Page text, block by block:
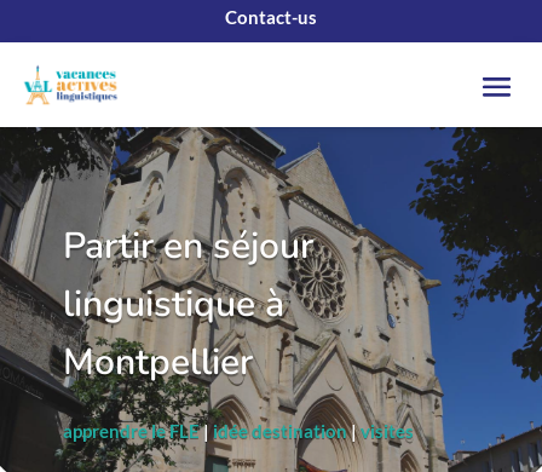
Contact-us
Partir en séjour
linguistique à
Montpellier
apprendre le FLE|idée destination|visites